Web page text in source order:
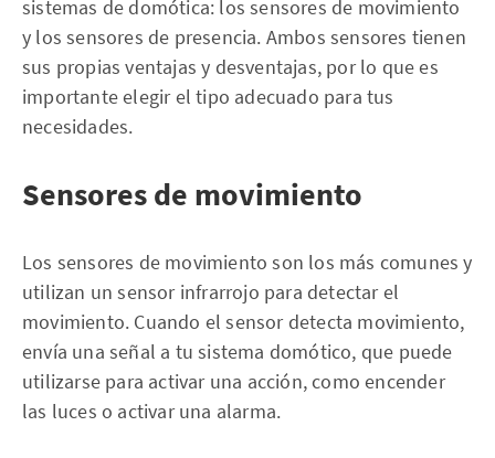
sistemas de domótica: los sensores de movimiento
y los sensores de presencia. Ambos sensores tienen
sus propias ventajas y desventajas, por lo que es
importante elegir el tipo adecuado para tus
necesidades.
Sensores de movimiento
Los sensores de movimiento son los más comunes y
utilizan un sensor infrarrojo para detectar el
movimiento. Cuando el sensor detecta movimiento,
envía una señal a tu sistema domótico, que puede
utilizarse para activar una acción, como encender
las luces o activar una alarma.